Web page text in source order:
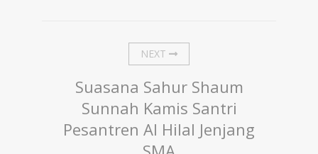
NEXT
Suasana Sahur Shaum
Sunnah Kamis Santri
Pesantren Al Hilal Jenjang